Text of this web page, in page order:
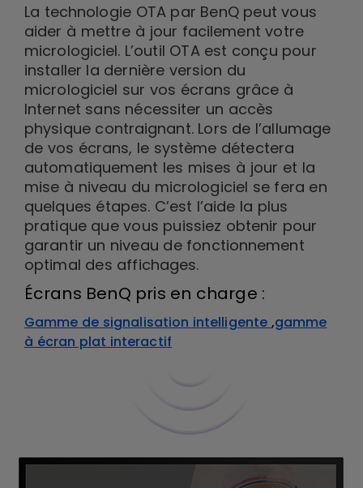
La technologie OTA par BenQ peut vous
aider à mettre à jour facilement votre
micrologiciel. L’outil OTA est conçu pour
installer la dernière version du
micrologiciel sur vos écrans grâce à
Internet sans nécessiter un accès
physique contraignant. Lors de l’allumage
de vos écrans, le système détectera
automatiquement les mises à jour et la
mise à niveau du micrologiciel se fera en
quelques étapes. C’est l’aide la plus
pratique que vous puissiez obtenir pour
garantir un niveau de fonctionnement
optimal des affichages.
Écrans BenQ pris en charge :
Gamme de signalisation intelligente ,gamme
à écran plat interactif